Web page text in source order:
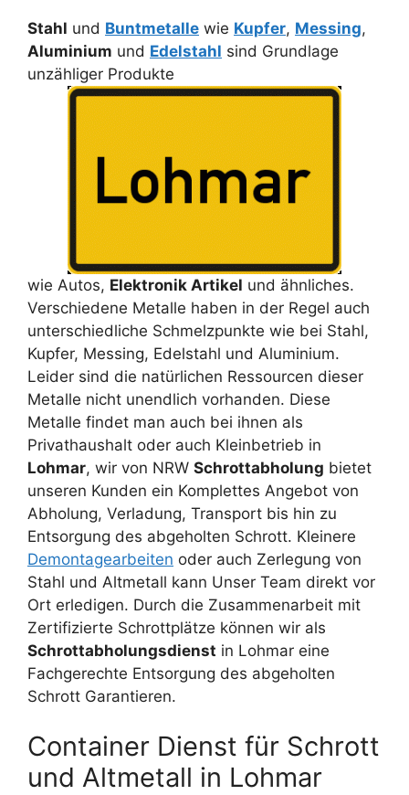
Stahl und Buntmetalle wie Kupfer, Messing,
Aluminium und Edelstahl sind Grundlage
unzähliger Produkte
wie Autos, Elektronik Artikel und ähnliches.
Verschiedene Metalle haben in der Regel auch
unterschiedliche Schmelzpunkte wie bei Stahl,
Kupfer, Messing, Edelstahl und Aluminium.
Leider sind die natürlichen Ressourcen dieser
Metalle nicht unendlich vorhanden. Diese
Metalle findet man auch bei ihnen als
Privathaushalt oder auch Kleinbetrieb in
Lohmar, wir von NRW Schrottabholung bietet
unseren Kunden ein Komplettes Angebot von
Abholung, Verladung, Transport bis hin zu
Entsorgung des abgeholten Schrott. Kleinere
Demontagearbeiten oder auch Zerlegung von
Stahl und Altmetall kann Unser Team direkt vor
Ort erledigen. Durch die Zusammenarbeit mit
Zertifizierte Schrottplätze können wir als
Schrottabholungsdienst in Lohmar eine
Fachgerechte Entsorgung des abgeholten
Schrott Garantieren.
Container Dienst für Schrott
und Altmetall in Lohmar